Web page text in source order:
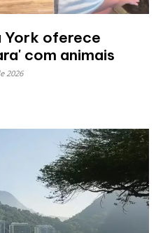
York oferece
com animais
2026